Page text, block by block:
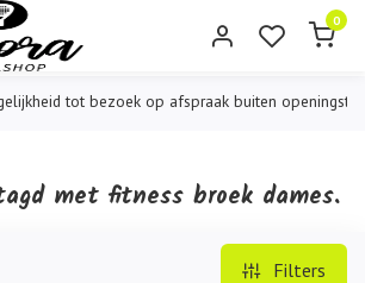
0
tot bezoek op afspraak buiten openingstijden
met fitness broek dames.
Filters